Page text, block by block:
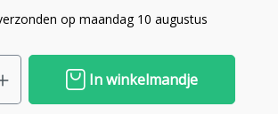
op maandag 10 augustus
In winkelmandje